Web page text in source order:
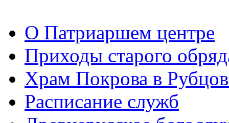
О Патриаршем центре
Приходы старого
Храм Покрова в
Расписание служб